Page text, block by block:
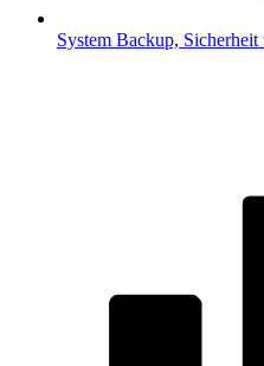
System Backup,